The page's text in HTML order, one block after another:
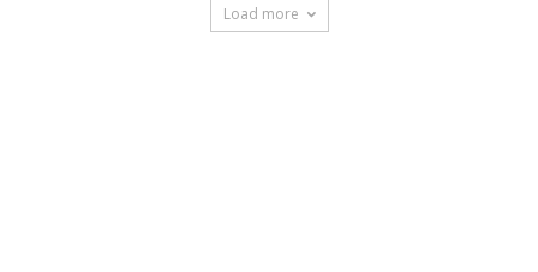
Load more